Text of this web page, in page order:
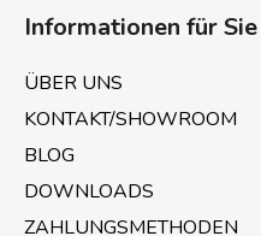
Informationen für Sie
ÜBER UNS
KONTAKT/SHOWROOM
BLOG
DOWNLOADS
ZAHLUNGSMETHODEN